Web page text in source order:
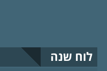
לוח שנה